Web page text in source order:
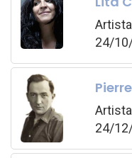
24/
24/